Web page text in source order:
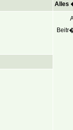
Alles